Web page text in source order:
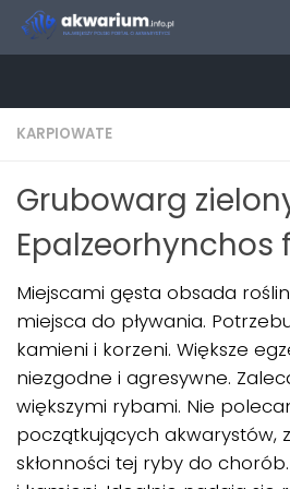
Skip to content
KARPIOWATE
Grubowarg
Miejscami gęsta obsada
miejsca do pływania.
kamieni i korzeni. Większe
niezgodne i agresywne.
większymi rybami. Nie
początkujących akwarystów,
skłonności tej ryby do